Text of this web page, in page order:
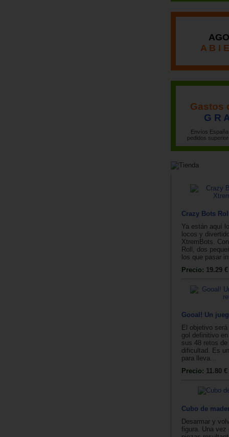
A B I
Gastos
G R
Envíos
pedidos
Crazy Bots
Ya están aquí
locos y
XtremBots.
Roll, dos
los que pasar
Precio: 19.29 €
Gooal! Un
El objetivo
gol definitivo
sus 48 retos
dificultad. Es
para lleva...
Precio: 11.80 €
Cubo de
Desarmar y
figura. Una vez